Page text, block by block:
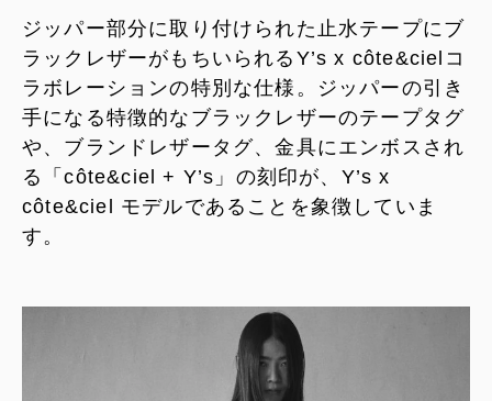
ジッパー部分に取り付けられた止水テープにブ
ラックレザーがもちいられるY’s x côte&cielコ
ラボレーションの特別な仕様。ジッパーの引き
手になる特徴的なブラックレザーのテープタグ
や、ブランドレザータグ、金具にエンボスされ
る「côte&ciel + Y’s」の刻印が、Y’s x
côte&ciel モデルであることを象徴していま
す。